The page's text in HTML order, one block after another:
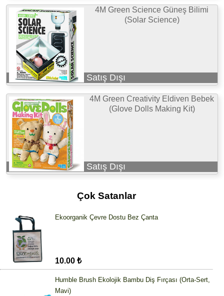
4M Green Science Güneş Bilimi
(Solar Science)
Satış Dışı
4M Green Creativity Eldiven Bebek
(Glove Dolls Making Kit)
Satış Dışı
Çok Satanlar
Ekoorganik Çevre Dostu Bez Çanta
10.00 ₺
Humble Brush Ekolojik Bambu Diş Fırçası (Orta-Sert,
Mavi)